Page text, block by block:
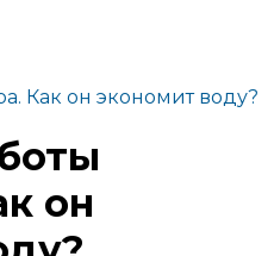
Как он экономит воду?
он